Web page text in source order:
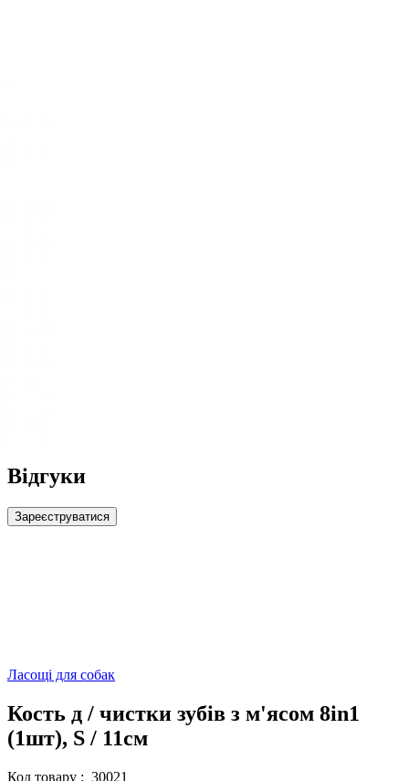
Відгуки
Зареєструватися
Ласощі для собак
Кость д / чистки зубів з м'ясом 8in1
(1шт), S / 11см
Код товару : 30021